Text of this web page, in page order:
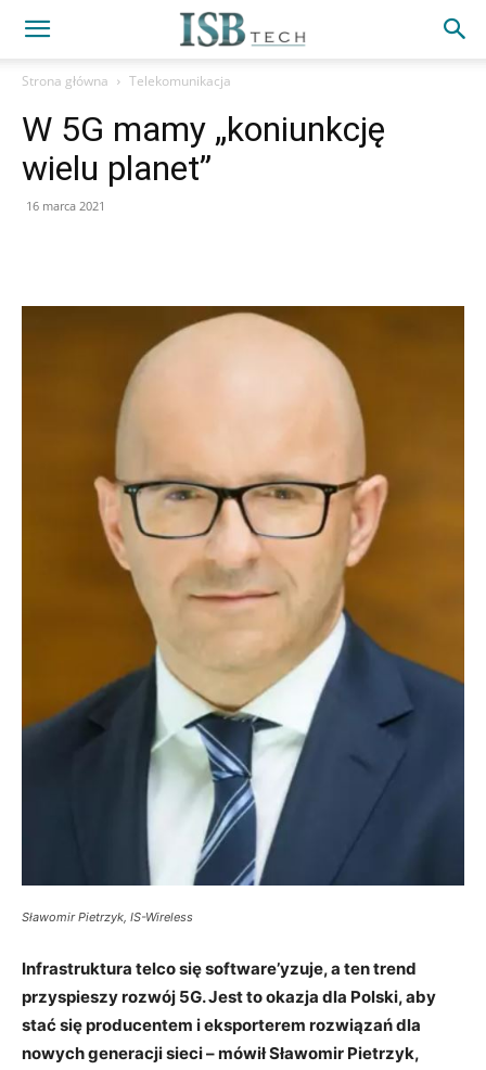
Strona główna Telekomunikacja
W 5G mamy „koniunkcję
wielu planet”
16 marca 2021
Sławomir Pietrzyk, IS-Wireless
Infrastruktura telco się software’yzuje, a ten trend
przyspieszy rozwój 5G. Jest to okazja dla Polski, aby
stać się producentem i eksporterem rozwiązań dla
nowych generacji sieci –mówił Sławomir Pietrzyk,